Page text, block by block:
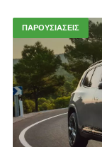
ΠΑΡΟΥΣΙΑΣΕΙΣ